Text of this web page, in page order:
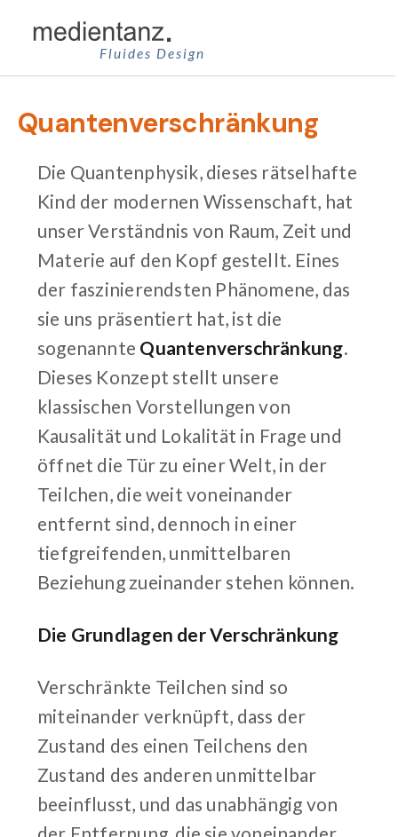
Inhalt
springen
Fluides Design
Quantenverschränkung
Die Quantenphysik, dieses rätselhafte
Kind der modernen Wissenschaft, hat
unser Verständnis von Raum, Zeit und
Materie auf den Kopf gestellt. Eines
der faszinierendsten Phänomene, das
sie uns präsentiert hat, ist die
sogenannte Quantenverschränkung.
Dieses Konzept stellt unsere
klassischen Vorstellungen von
Kausalität und Lokalität in Frage und
öffnet die Tür zu einer Welt, in der
Teilchen, die weit voneinander
entfernt sind, dennoch in einer
tiefgreifenden, unmittelbaren
Beziehung zueinander stehen können.
Die Grundlagen der Verschränkung
Verschränkte Teilchen sind so
miteinander verknüpft, dass der
Zustand des einen Teilchens den
Zustand des anderen unmittelbar
beeinflusst, und das unabhängig von